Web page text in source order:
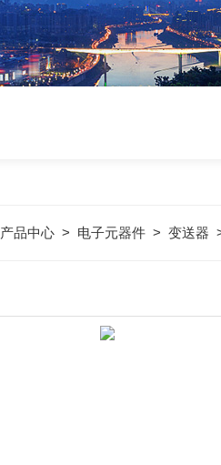
产品中心> 电子元器件> 变送器